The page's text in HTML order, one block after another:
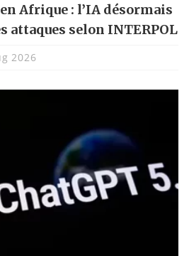
Afrique : l’IA désormais
attaques selon INTERPOL
2026